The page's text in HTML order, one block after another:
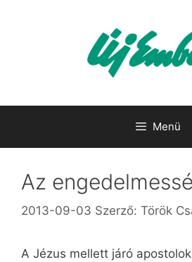
Menü
Az
2013-09-03 Szerző: Török
A Jézus mellett járó